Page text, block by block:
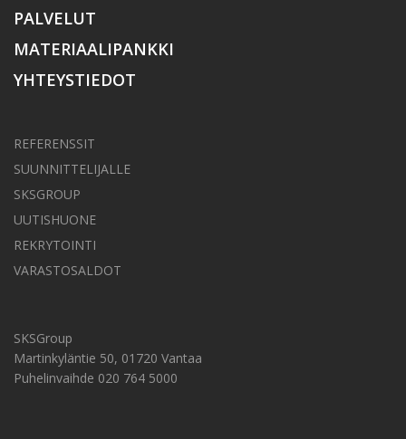
PALVELUT
MATERIAALIPANKKI
YHTEYSTIEDOT
REFERENSSIT
SUUNNITTELIJALLE
SKSGROUP
UUTISHUONE
REKRYTOINTI
VARASTOSALDOT
SKSGroup
Martinkyläntie 50, 01720 Vantaa
Puhelinvaihde 020 764 5000